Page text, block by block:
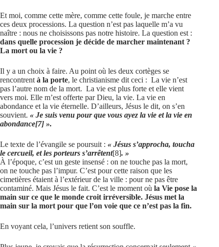
Et moi, comme cette mère, comme cette foule, je marche entre
ces deux processions. La question n’est pas laquelle m’a vu
naître : nous ne choisissons pas notre histoire. La question est :
dans quelle procession je décide de marcher maintenant ?
La mort ou la vie ?
Il y a un choix à faire. Au point où les deux cortèges se
rencontrent à la porte, le christianisme dit ceci : La vie n’est
pas l’autre nom de la mort. La vie est plus forte et elle vient
vers moi. Elle m’est offerte par Dieu, la vie. La vie en
abondance et la vie éternelle. D’ailleurs, Jésus le dit, on s’en
souvient. « Je suis venu pour que vous ayez la vie et la vie en
abondance[7] ».
Le texte de l’évangile se poursuit : « Jésus s’approcha, toucha
le cercueil, et les porteurs s’arrêtent[8]. »
À l’époque, c’est un geste insensé : on ne touche pas la mort,
on ne touche pas l’impur. C’est pour cette raison que les
cimetières étaient à l’extérieur de la ville : pour ne pas être
contaminé. Mais Jésus le fait. C’est le moment où la Vie pose la
main sur ce que le monde croit irréversible. Jésus met la
main sur la mort pour que l’on voie que ce n’est pas la fin.
En voyant cela, l’univers retient son souffle.